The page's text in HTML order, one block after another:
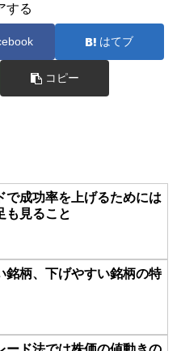
する
はてブ
コピー
で成功率を上げるためには
も見ること
銘柄、下げやすい銘柄の特